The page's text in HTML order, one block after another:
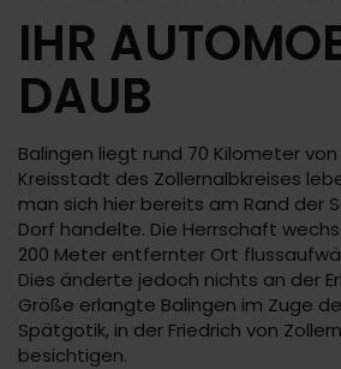
IHR
DAUB
Balingen liegt rund 70 Kilometer
Kreisstadt des Zollernalbkreises
man sich hier bereits am Rand der
Dorf handelte. Die Herrschaft
200 Meter entfernter Ort
Dies änderte jedoch nichts an der
Größe erlangte Balingen im Zuge
Spätgotik, in der Friedrich von
besichtigen.